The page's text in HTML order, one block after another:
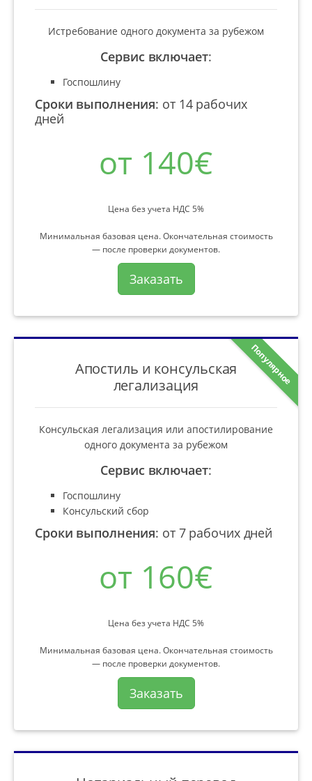
Истребование одного документа за рубежом
Сервис включает:
Госпошлину
Сроки выполнения: от 14 рабочих
дней
от 140€
Цена без учета НДС 5%
Минимальная базовая цена. Окончательная стоимость
— после проверки документов.
Заказать
Популярное
Апостиль и консульская
легализация
Консульская легализация или апостилирование
одного документа за рубежом
Сервис включает:
Госпошлину
Консульский сбор
Сроки выполнения: от 7 рабочих дней
от 160€
Цена без учета НДС 5%
Минимальная базовая цена. Окончательная стоимость
— после проверки документов.
Заказать